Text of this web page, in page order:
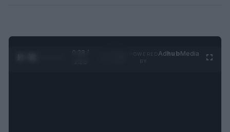
0:30 /
AdhubMedia